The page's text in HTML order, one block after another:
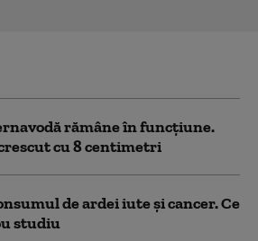
rămâne în funcțiune.
cu 8 centimetri
de ardei iute și cancer. Ce
studiu